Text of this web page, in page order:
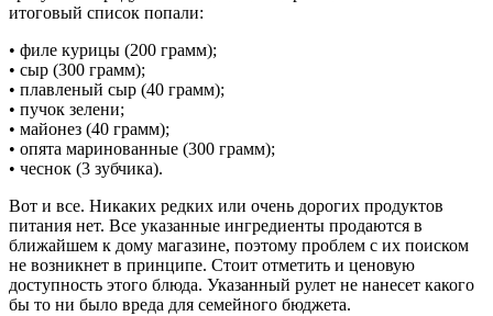
итоговый список попали:
• филе курицы (200 грамм);
• сыр (300 грамм);
• плавленый сыр (40 грамм);
• пучок зелени;
• майонез (40 грамм);
• опята маринованные (300 грамм);
• чеснок (3 зубчика).
Вот и все. Никаких редких или очень дорогих продуктов
питания нет. Все указанные ингредиенты продаются в
ближайшем к дому магазине, поэтому проблем с их поиском
не возникнет в принципе. Стоит отметить и ценовую
доступность этого блюда. Указанный рулет не нанесет какого
бы то ни было вреда для семейного бюджета.